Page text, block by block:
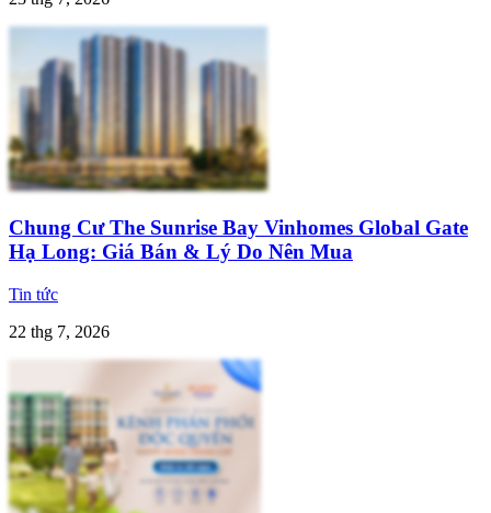
Chung Cư The Sunrise Bay Vinhomes Global Gate
Hạ Long: Giá Bán & Lý Do Nên Mua
Tin tức
22 thg 7, 2026